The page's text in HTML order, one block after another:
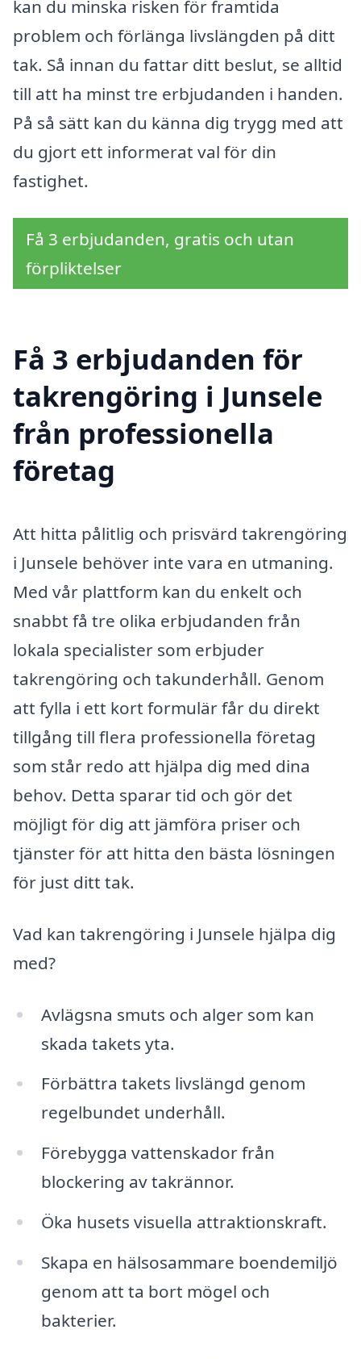
kan du minska risken för framtida
problem och förlänga livslängden på ditt
tak. Så innan du fattar ditt beslut, se alltid
till att ha minst tre erbjudanden i handen.
På så sätt kan du känna dig trygg med att
du gjort ett informerat val för din
fastighet.
Få 3 erbjudanden, gratis och utan
förpliktelser
Få 3 erbjudanden för
takrengöring i Junsele
från professionella
företag
Att hitta pålitlig och prisvärd takrengöring
i Junsele behöver inte vara en utmaning.
Med vår plattform kan du enkelt och
snabbt få tre olika erbjudanden från
lokala specialister som erbjuder
takrengöring och takunderhåll. Genom
att fylla i ett kort formulär får du direkt
tillgång till flera professionella företag
som står redo att hjälpa dig med dina
behov. Detta sparar tid och gör det
möjligt för dig att jämföra priser och
tjänster för att hitta den bästa lösningen
för just ditt tak.
Vad kan takrengöring i Junsele hjälpa dig
med?
Avlägsna smuts och alger som kan
skada takets yta.
Förbättra takets livslängd genom
regelbundet underhåll.
Förebygga vattenskador från
blockering av takrännor.
Öka husets visuella attraktionskraft.
Skapa en hälsosammare boendemiljö
genom att ta bort mögel och
bakterier.